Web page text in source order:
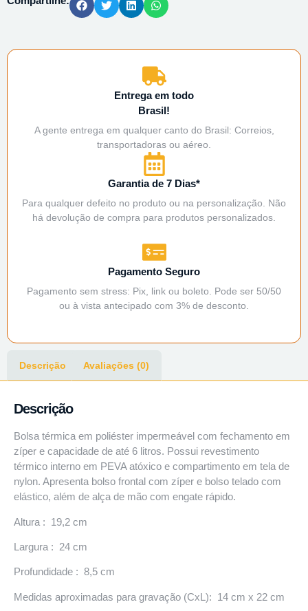
Entrega em todo
Brasil!
A gente entrega em qualquer canto do Brasil: Correios,
transportadoras ou aéreo.
Garantia de 7 Dias*
Para qualquer defeito no produto ou na personalização. Não
há devolução de compra para produtos personalizados.
Pagamento Seguro
Pagamento sem stress: Pix, link ou boleto. Pode ser 50/50
ou à vista antecipado com 3% de desconto.
Descrição Avaliações (0)
Descrição
Bolsa térmica em poliéster impermeável com fechamento em
zíper e capacidade de até 6 litros. Possui revestimento
térmico interno em PEVA atóxico e compartimento em tela de
nylon. Apresenta bolso frontal com zíper e bolso telado com
elástico, além de alça de mão com engate rápido.
Altura : 19,2 cm
Largura : 24 cm
Profundidade : 8,5 cm
Medidas aproximadas para gravação (CxL): 14 cm x 22 cm